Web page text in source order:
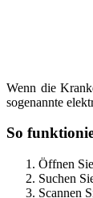
Wenn die
sogenannte
So
Öffnen
Suchen
Scannen